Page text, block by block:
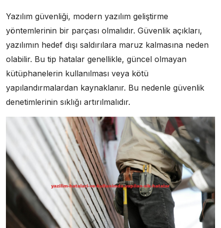
Yazılım güvenliği, modern yazılım geliştirme
yöntemlerinin bir parçası olmalıdır. Güvenlik açıkları,
yazılımın hedef dışı saldırılara maruz kalmasına neden
olabilir. Bu tip hatalar genellikle, güncel olmayan
kütüphanelerin kullanılması veya kötü
yapılandırmalardan kaynaklanır. Bu nedenle güvenlik
denetimlerinin sıklığı artırılmalıdır.